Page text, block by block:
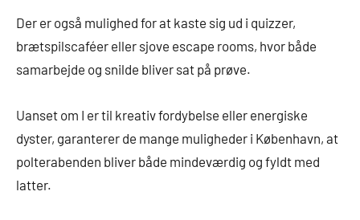
Der er også mulighed for at kaste sig ud i quizzer,
brætspilscaféer eller sjove escape rooms, hvor både
samarbejde og snilde bliver sat på prøve.
Uanset om I er til kreativ fordybelse eller energiske
dyster, garanterer de mange muligheder i København, at
polterabenden bliver både mindeværdig og fyldt med
latter.